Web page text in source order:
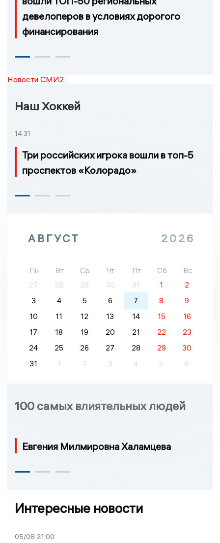
девелоперов в условиях дорогого
финансирования
Новости СМИ2
Наш Хоккей
14:31
Три российских игрока вошли в топ-5
проспектов «Колорадо»
АВГУСТ 2026
Пн Вт Ср Чт Пт Сб
Вс
27
28 29 30 31 1
2
3
4 5 6 7 8
9
10
11 12 13 14 15
16
17
18 19 20 21 22
23
24
25 26 27 28 29
30
31
1 2 3 4 5 6
100 самых влиятельных людей
Евгения Милмировна Халамцева
Интересные новости
05/08 21:00